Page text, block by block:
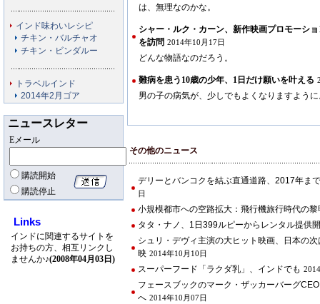
インド味わいレシピ
チキン・バルチャオ
チキン・ビンダルー
トラベルインド
2014年2月ゴア
ニュースレター
Eメール
購読開始
購読停止
Links
インドに関連するサイトを
お持ちの方、相互リンクし
ませんか♪(2008年04月03日)
は、無理なのかな。
シャー・ルク・カーン、新作映画プロモーシ
を訪問 2014年10月17日
どんな物語なのだろう。
難病を患う10歳の少年、1日だけ願いを叶える
男の子の病気が、少しでもよくなりますよう
その他のニュース
デリーとバンコクを結ぶ直通道路、2017年ま
日
小規模都市への空路拡大：飛行機旅行時代の黎
タタ・ナノ、1日399ルピーからレンタル提供
シュリ・デヴィ主演の大ヒット映画、日本の
映 2014年10月10日
スーパーフード「ラクダ乳」、インドでも
フェースブックのマーク・ザッカーバーグ
へ 2014年10月07日